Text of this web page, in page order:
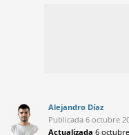
Alejandro Díaz
Publicada 6 octubre
Actualizada 6